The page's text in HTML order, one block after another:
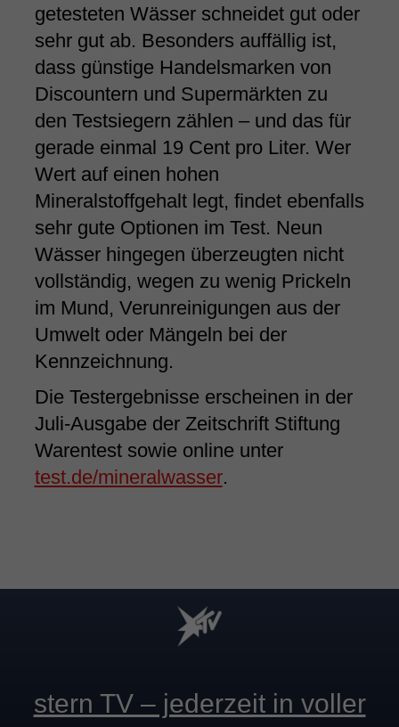
getesteten Wässer schneidet gut oder
sehr gut ab. Besonders auffällig ist,
dass günstige Handelsmarken von
Discountern und Supermärkten zu
den Testsiegern zählen – und das für
gerade einmal 19 Cent pro Liter. Wer
Wert auf einen hohen
Mineralstoffgehalt legt, findet ebenfalls
sehr gute Optionen im Test. Neun
Wässer hingegen überzeugten nicht
vollständig, wegen zu wenig Prickeln
im Mund, Verunreinigungen aus der
Umwelt oder Mängeln bei der
Kennzeichnung.
Die Testergebnisse erscheinen in der
Juli-Ausgabe der Zeitschrift Stiftung
Warentest sowie online unter
test.de/mineralwasser.
stern TV – jederzeit in voller